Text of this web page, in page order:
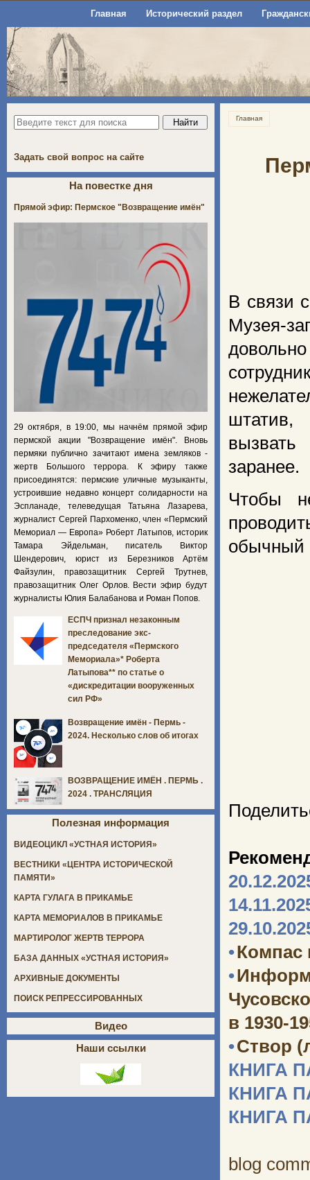
Главная Исторический раздел
Главная
В связи
Музея-
штатив,
вызвать
заранее.
Чтобы
обычный
•Компас
•
в 1930-
•Створ
КНИГА
КНИГА
КНИГА
blog
Задать свой вопрос на сайте
На повестке дня
Прямой эфир: Пермское "Возвращение имён"
29 октября, в 19:00, мы начнём прямой эфир
пермской акции "Возвращение имён". Вновь
пермяки публично зачитают имена земляков -
жертв Большого террора. К эфиру также
присоединятся: пермские уличные музыканты,
устроившие недавно концерт солидарности на
Эспланаде, телеведущая Татьяна Лазарева,
журналист Сергей Пархоменко, член «Пермский
Мемориал — Европа» Роберт Латыпов, историк
Тамара Эйдельман, писатель Виктор
Шендерович, юрист из Березников Артём
Файзулин, правозащитник Сергей Трутнев,
правозащитник Олег Орлов. Вести эфир будут
журналисты Юлия Балабанова и Роман Попов.
ЕСПЧ признал незаконным
преследование экс-
председателя «Пермского
Мемориала»* Роберта
Латыпова** по статье о
«дискредитации вооруженных
сил РФ»
Возвращение имён - Пермь -
2024. Несколько слов об итогах
ВОЗВРАЩЕНИЕ ИМЁН . ПЕРМЬ .
2024 . ТРАНСЛЯЦИЯ
Полезная информация
ВИДЕОЦИКЛ «УСТНАЯ ИСТОРИЯ»
ВЕСТНИКИ «ЦЕНТРА ИСТОРИЧЕСКОЙ
ПАМЯТИ»
КАРТА ГУЛАГА В ПРИКАМЬЕ
КАРТА МЕМОРИАЛОВ В ПРИКАМЬЕ
МАРТИРОЛОГ ЖЕРТВ ТЕРРОРА
БАЗА ДАННЫХ «УСТНАЯ ИСТОРИЯ»
АРХИВНЫЕ ДОКУМЕНТЫ
ПОИСК РЕПРЕССИРОВАННЫХ
Видео
Наши ссылки